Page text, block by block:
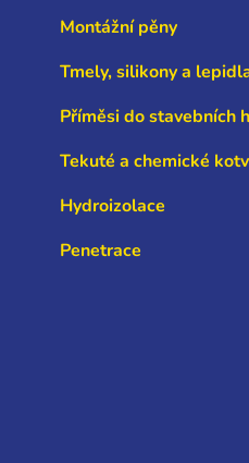
Montážní pěny
Tmely, silikony a
Příměsi do stavebních
Tekuté a chemické
Hydroizolace
Penetrace